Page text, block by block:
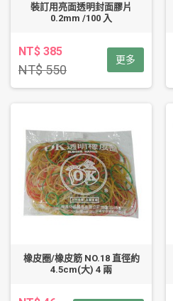
裝訂用亮面透明封面膠片
0.2mm /100 入
NT$ 385
NT$ 550
更多
橡皮圈/橡皮筋 NO.18 直徑約
4.5cm(大) 4 兩